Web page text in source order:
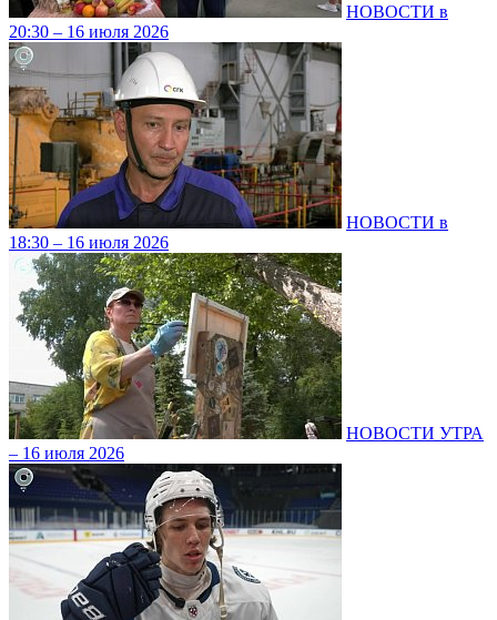
НОВОСТИ в
20:30 – 16 июля 2026
НОВОСТИ в
18:30 – 16 июля 2026
НОВОСТИ УТРА
– 16 июля 2026